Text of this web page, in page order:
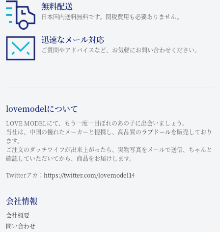
無料配送
日本国内送料無料です。関税費用も必要ありません。
迅速なメール対応
ご質問やアドバイスなど、お気軽にお問い合わせください。
lovemodelについて
LOVE MODELにて、もう一度一目ぼれのあの子に出会いましょう。
当社は、中国の優れたメーカーと提携し、高品質のラブドールを販売しており
ます。
ご注文のダッチワイフが出来上がったら、実物写真をメールで送信、ちゃんと
確認していただいてから、商品をお届けします。
Twitterアカ： https://twitter.com/lovemodel14
会社情報
会社概要
問い合わせ